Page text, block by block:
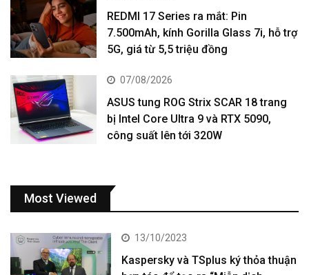
REDMI 17 Series ra mắt: Pin
7.500mAh, kính Gorilla Glass 7i, hỗ trợ
5G, giá từ 5,5 triệu đồng
07/08/2026
ASUS tung ROG Strix SCAR 18 trang
bị Intel Core Ultra 9 và RTX 5090,
công suất lên tới 320W
Most Viewed
13/10/2023
Kaspersky và TSplus ký thỏa thuận